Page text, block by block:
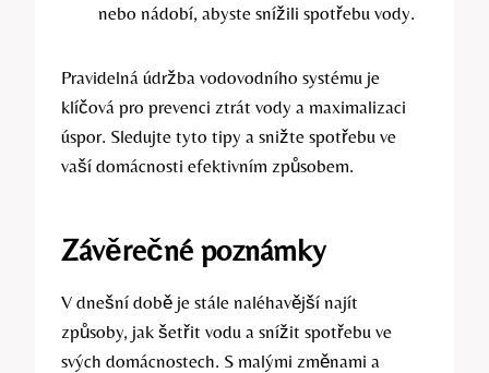
nebo nádobí, abyste snížili spotřebu vody.
Pravidelná údržba vodovodního systému je
klíčová pro prevenci ztrát vody a maximalizaci
úspor. Sledujte tyto tipy a snižte spotřebu ve
vaší domácnosti efektivním způsobem.
Závěrečné poznámky
V dnešní době je stále naléhavější najít
způsoby, jak šetřit vodu a snížit spotřebu ve
svých domácnostech. S malými změnami a